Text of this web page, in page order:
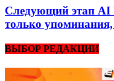
Следующий этап AI
только
ВЫБОР РЕДАКЦИИ